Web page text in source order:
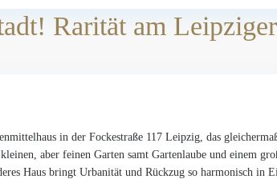
Rarität am
in der Fockestraße 117 Leipzig, das
aber feinen Garten samt Gartenlaube und einem
Haus bringt Urbanität und Rückzug so harmonisch in